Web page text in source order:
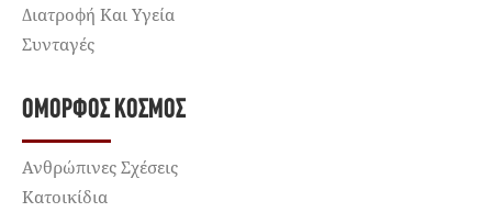
Διατροφή Και Υγεία
Συνταγές
ΌΜΟΡΦΟΣ ΚΌΣΜΟΣ
Ανθρώπινες Σχέσεις
Κατοικίδια